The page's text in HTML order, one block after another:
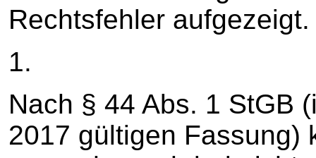
Rechtsfehler aufgezeigt.
1.
Nach § 44 Abs. 1 StGB
2017 gültigen Fassung)